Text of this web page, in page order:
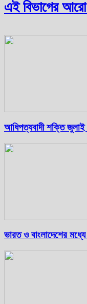
এই বিভাগের
আধিপত্যবাদী শক্তি জুলাই
ভারত ও বাংলাদেশের মধ্যে